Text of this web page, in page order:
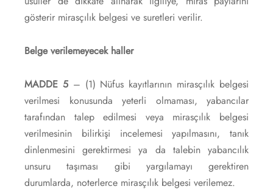
gösterir mirasçılık belgesi ve suretleri verilir.
Belge verilemeyecek haller
MADDE 5– (1) Nüfus kayıtlarının mirasçılık belgesi
verilmesi konusunda yeterli olmaması, yabancılar
tarafından talep edilmesi veya mirasçılık belgesi
verilmesinin bilirkişi incelemesi yapılmasını, tanık
dinlenmesini gerektirmesi ya da talebin yabancılık
unsuru taşıması gibi yargılamayı gerektiren
durumlarda, noterlerce mirasçılık belgesi verilemez.